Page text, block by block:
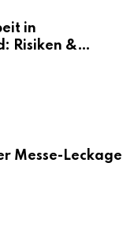
in
Risiken &
Messe-Leckage